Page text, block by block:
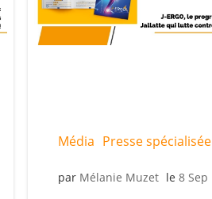
Média Presse spécialisée
par Mélanie Muzet le 8 Sep